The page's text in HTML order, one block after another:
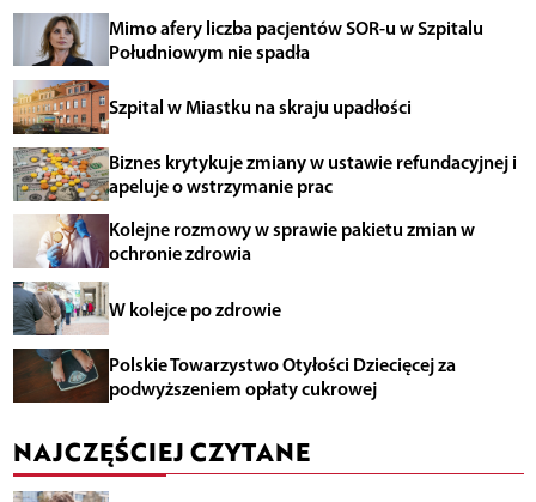
Mimo afery liczba pacjentów SOR-u w Szpitalu
Południowym nie spadła
Szpital w Miastku na skraju upadłości
Biznes krytykuje zmiany w ustawie refundacyjnej i
apeluje o wstrzymanie prac
Kolejne rozmowy w sprawie pakietu zmian w
ochronie zdrowia
W kolejce po zdrowie
Polskie Towarzystwo Otyłości Dziecięcej za
podwyższeniem opłaty cukrowej
NAJCZĘŚCIEJ CZYTANE